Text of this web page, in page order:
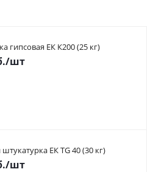
гипсовая ЕК К200 (25 кг)
/шт
штукатурка ЕК TG 40 (30 кг)
/шт